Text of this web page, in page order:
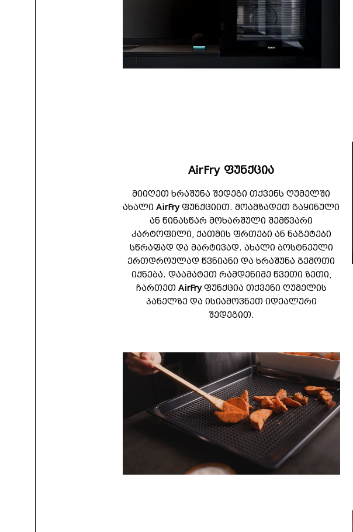
AirFry ფუნქცია
მიიღეთ ხრაშუნა შედეგი თქვენს ღუმელში
ახალიAirFryფუნქციით. მოამზადეთ გაყინული
ან წინასწარ მოხარშული შემწვარი
კარტოფილი, ქათმის ფრთები ან ნაგეტები
სწრაფად და მარტივად. ახალი ბოსტნეული
ერთდროულად წვნიანი და ხრაშუნა გემოთი
იქნება. დაამატეთ რამდენიმე წვეთი ზეთი,
ჩართეთ AirFryფუნქცია თქვენი ღუმელის
პანელზე და ისიამოვნეთ იდეალური
შედეგით.